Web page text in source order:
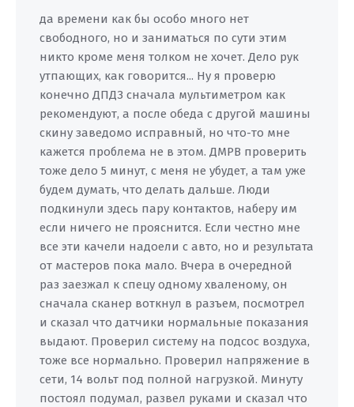
да времени как бы особо много нет
свободного, но и заниматься по сути этим
никто кроме меня толком не хочет. Дело рук
утпающих, как говорится... Ну я проверю
конечно ДПДЗ сначала мультиметром как
рекомендуют, а после обеда с другой машины
скину заведомо исправный, но что-то мне
кажется проблема не в этом. ДМРВ проверить
тоже дело 5 минут, с меня не убудет, а там уже
будем думать, что делать дальше. Люди
подкинули здесь пару контактов, наберу им
если ничего не прояснится. Если честно мне
все эти качели надоели с авто, но и результата
от мастеров пока мало. Вчера в очередной
раз заезжал к спецу одному хваленому, он
сначала сканер воткнул в разъем, посмотрел
и сказал что датчики нормальные показания
выдают. Проверил систему на подсос воздуха,
тоже все нормально. Проверил напряжение в
сети, 14 вольт под полной нагрузкой. Минуту
постоял подумал, развел руками и сказал что